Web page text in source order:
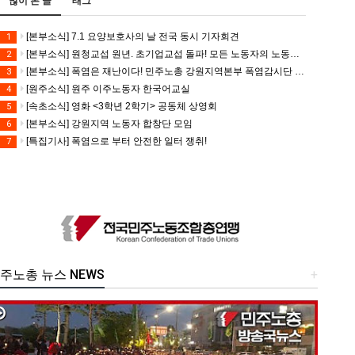
1 [본부소식] 7.1 요양보호사의 날 전국 동시 기자회견
2 [본부소식] 원청교섭 원년. 초기업교섭 돌파! 모든 노동자의 노동기본권 쟁취! 민주노총 7.15 총파업대회
3 [본부소식] 폭염은 재난이다! 민주노총 강원지역본부 폭염감시단 선포 기자회견
4 [원주소식] 원주 이주노동자 한국어교실
5 [속초소식] 영화 <3학년 2학기> 공동체 상영회
6 [본부소식] 강원지역 노동자 합창단 모임
7 [특집기사] 폭염으로 부터 안전한 일터 쟁취!
+
노총 뉴스 NEWS